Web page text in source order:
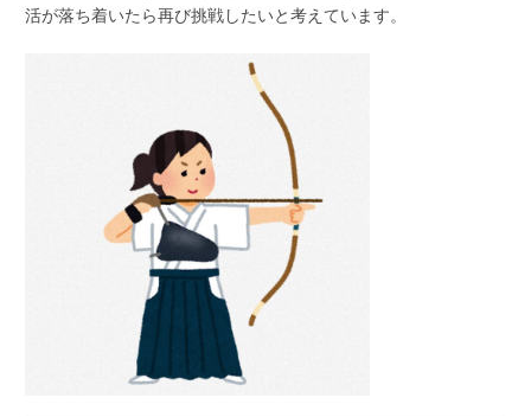
活が落ち着いたら再び挑戦したいと考えています。